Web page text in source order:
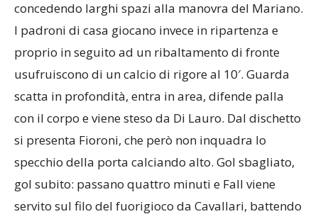
anche 9 uomini dietro la linea della palla e
concedendo larghi spazi alla manovra del Mariano.
I padroni di casa giocano invece in ripartenza e
proprio in seguito ad un ribaltamento di fronte
usufruiscono di un calcio di rigore al 10′. Guarda
scatta in profondità, entra in area, difende palla
con il corpo e viene steso da Di Lauro. Dal dischetto
si presenta Fioroni, che però non inquadra lo
specchio della porta calciando alto. Gol sbagliato,
gol subito: passano quattro minuti e Fall viene